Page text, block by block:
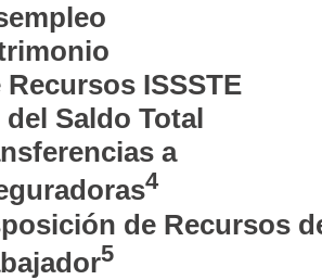
ISSSTE
Saldo Total
a
4
de Recursos
5